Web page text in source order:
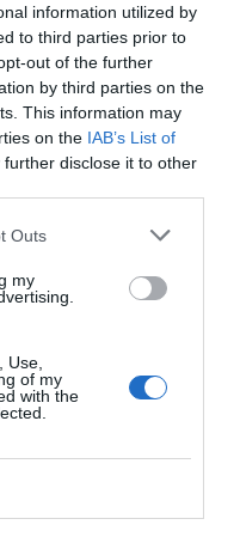
information utilized by
to third parties prior to
out of the further
by third parties on the
This information may
on the IAB’s List of
further disclose it to other
Outs
my
Use,
of my
with the